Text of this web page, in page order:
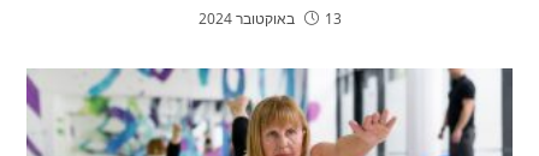
13 באוקטובר 2024